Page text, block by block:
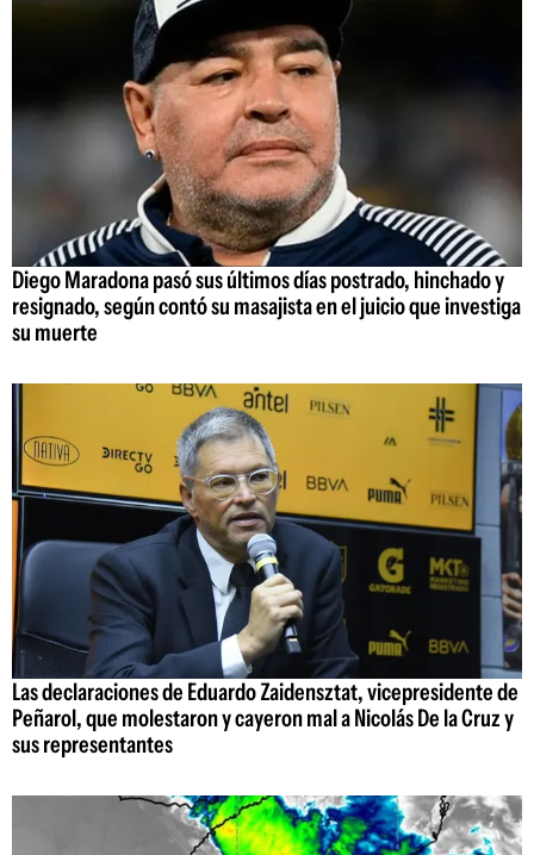
Diego Maradona pasó sus últimos días postrado, hinchado y
resignado, según contó su masajista en el juicio que investiga
su muerte
Las declaraciones de Eduardo Zaidensztat, vicepresidente de
Peñarol, que molestaron y cayeron mal a Nicolás De la Cruz y
sus representantes